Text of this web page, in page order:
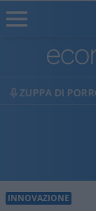
ECONOMIA
INNOVAZIONE